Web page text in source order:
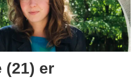
(21) er